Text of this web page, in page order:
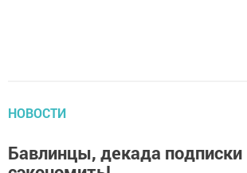
НОВОСТИ
Бавлинцы, декада